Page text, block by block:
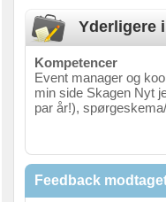
Yderligere
Kompetencer
Event manager og
min side Skagen Nyt
par år!),
Feedback